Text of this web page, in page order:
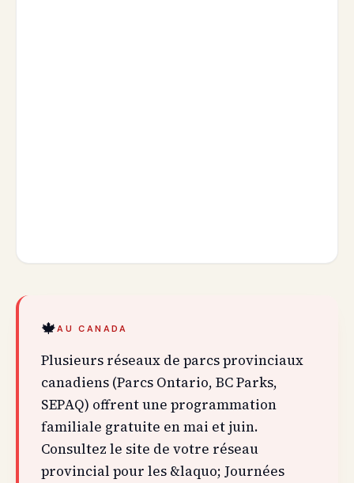
🍁AU CANADA
Plusieurs réseaux de parcs provinciaux
canadiens (Parcs Ontario, BC Parks,
SEPAQ) offrent une programmation
familiale gratuite en mai et juin.
Consultez le site de votre réseau
provincial pour les &laquo; Journées